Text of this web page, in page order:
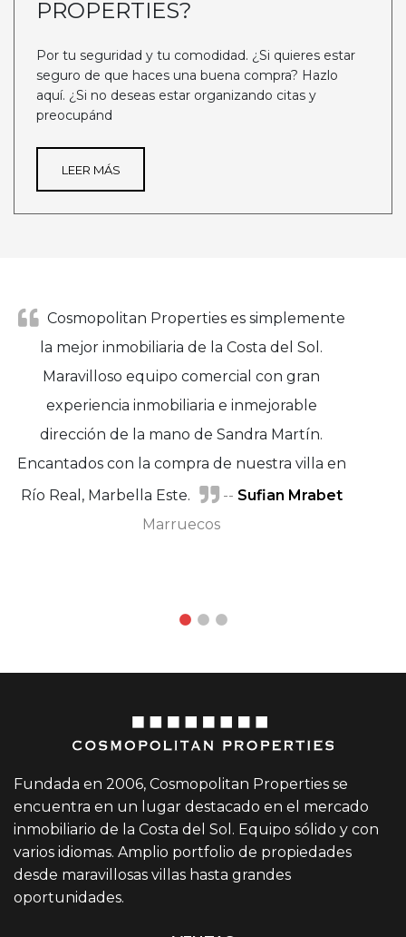
PROPERTIES?
Por tu seguridad y tu comodidad. ¿Si quieres estar
seguro de que haces una buena compra? Hazlo
aquí. ¿Si no deseas estar organizando citas y
preocupánd
LEER MÁS
Cosmopolitan Properties es simplemente
la mejor inmobiliaria de la Costa del Sol.
Maravilloso equipo comercial con gran
experiencia inmobiliaria e inmejorable
dirección de la mano de Sandra Martín.
Encantados con la compra de nuestra villa en
Río Real, Marbella Este.
-- Sufian Mrabet
Marruecos
Fundada en 2006, Cosmopolitan Properties se
encuentra en un lugar destacado en el mercado
inmobiliario de la Costa del Sol. Equipo sólido y con
varios idiomas. Amplio portfolio de propiedades
desde maravillosas villas hasta grandes
oportunidades.